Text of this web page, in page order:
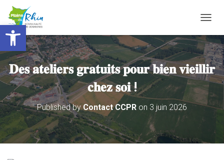
Ouvrir la barre d’outils
O
G
G
L
E
N
A
𝐃𝐞𝐬 𝐚𝐭𝐞𝐥𝐢𝐞𝐫𝐬 𝐠𝐫𝐚𝐭𝐮𝐢𝐭𝐬 𝐩𝐨𝐮𝐫 𝐛𝐢𝐞𝐧 𝐯𝐢𝐞𝐢𝐥𝐥𝐢𝐫
𝐜𝐡𝐞𝐳 𝐬𝐨𝐢 !
Published byContact CCPR on 3 juin 2026